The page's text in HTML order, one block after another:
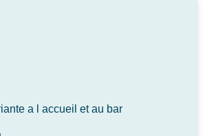
a l accueil et au bar